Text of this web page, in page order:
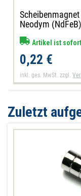
Neodym
Artikel ist
0,22 €
inkl. ges. MwSt. zzgl.
Zuletzt